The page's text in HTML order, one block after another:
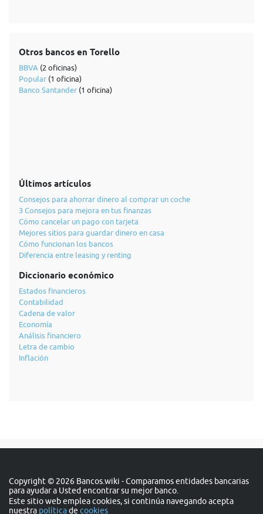
Otros bancos en Torello
BBVA (2 oficinas)
Popular (1 oficina)
Banco Santander (1 oficina)
Últimos artículos
Consejos para ahorrar dinero al comprar un coche
3 Consejos para mejora en tus finanzas
Cómo cancelar un pago con tarjeta
Mejores sitios para guardar dinero en casa
Cómo funcionan los bancos
Diferencia entre leasing y renting
Diccionario económico
Estados financieros
Contabilidad
Cadena de valor
Economía
Análisis financiero
Letra de cambio
Inflación
Copyright © 2026 Bancos.wiki - Comparamos entidades bancarias
para ayudar a Usted encontrar su mejor banco.
Este sitio web emplea cookies, si continúa navegando acepta
nuestra políticade cookies